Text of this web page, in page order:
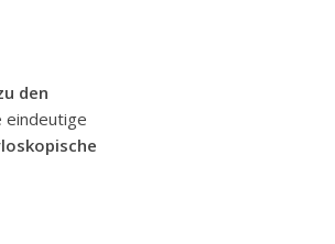
den
eindeutige